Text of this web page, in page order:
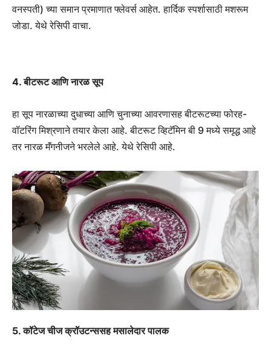
वनस्पती) च्या समान प्रमाणात फ्लेवर्स आहेत. हार्दिक स्पर्शासाठी मशरूम
जोडा. येथे रेसिपी वाचा.
4. बीटरूट आणि नारळ सूप
हा सूप नारळाच्या दुधाच्या आणि चुनाच्या आवरणासह बीटरूटच्या फोरह-
वॉटरिंग मिश्रणाने तयार केला आहे. बीटरूट व्हिटॅमिन बी 9 मध्ये समृद्ध आहे
तर नारळ मॅंगनीजने भरलेले आहे. येथे रेसिपी आहे.
5. कॉटेज चीज क्रॉउटन्ससह मसालेदार पालक